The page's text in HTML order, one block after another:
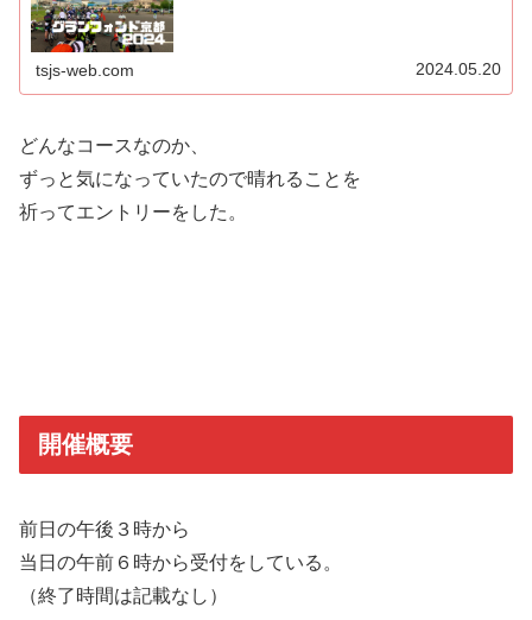
tsjs-web.com 2024.05.20
どんなコースなのか、
ずっと気になっていたので晴れることを
祈ってエントリーをした。
開催概要
前日の午後３時から
当日の午前６時から受付をしている。
（終了時間は記載なし）